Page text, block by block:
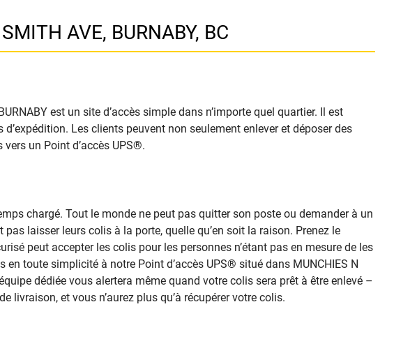
AVE, BURNABY, BC
est un site d’accès simple dans n’importe quel quartier. Il est
Les clients peuvent non seulement enlever et déposer des
un Point d’accès UPS®.
chargé. Tout le monde ne peut pas quitter son poste ou demander à un
laisser leurs colis à la porte, quelle qu’en soit la raison. Prenez le
peut accepter les colis pour les personnes n’étant pas en mesure de les
toute simplicité à notre Point d’accès UPS® situé dans MUNCHIES N
dédiée vous alertera même quand votre colis sera prêt à être enlevé –
livraison, et vous n’aurez plus qu’à récupérer votre colis.